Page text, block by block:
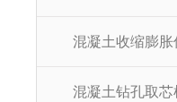
混凝土收缩膨胀
混凝土钻孔取芯